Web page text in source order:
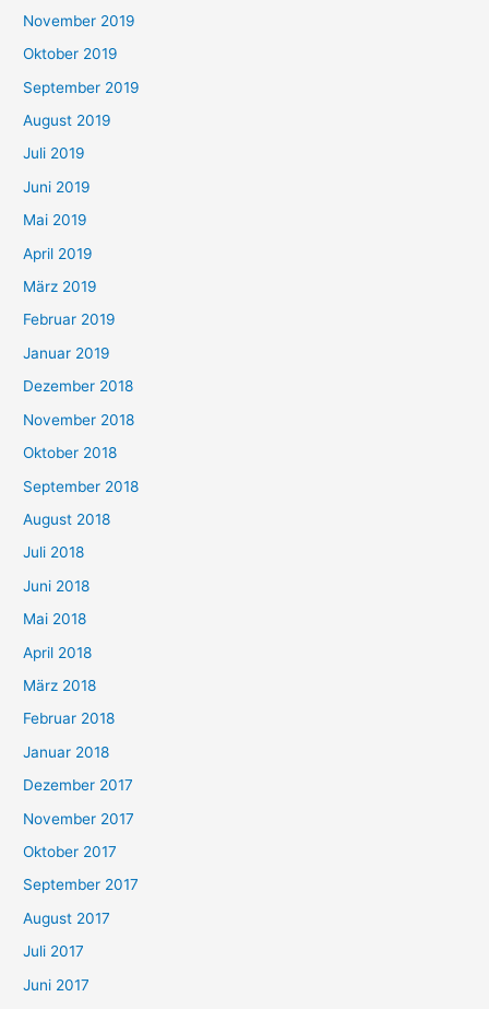
November 2019
Oktober 2019
September 2019
August 2019
Juli 2019
Juni 2019
Mai 2019
April 2019
März 2019
Februar 2019
Januar 2019
Dezember 2018
November 2018
Oktober 2018
September 2018
August 2018
Juli 2018
Juni 2018
Mai 2018
April 2018
März 2018
Februar 2018
Januar 2018
Dezember 2017
November 2017
Oktober 2017
September 2017
August 2017
Juli 2017
Juni 2017